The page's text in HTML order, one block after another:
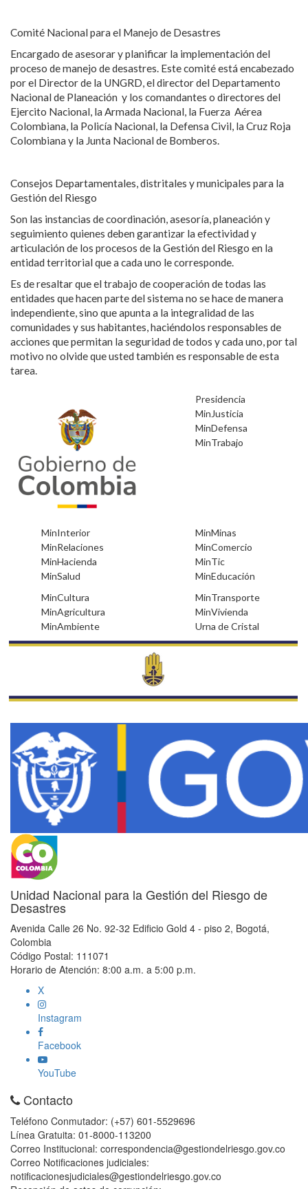
Comité Nacional para el Manejo de Desastres
Encargado de asesorar y planificar la implementación del
proceso de manejo de desastres. Este comité está encabezado
por el Director de la UNGRD, el director del Departamento
Nacional de Planeación y los comandantes o directores del
Ejercito Nacional, la Armada Nacional, la Fuerza Aérea
Colombiana, la Policía Nacional, la Defensa Civil, la Cruz Roja
Colombiana y la Junta Nacional de Bomberos.
Consejos Departamentales, distritales y municipales para la
Gestión del Riesgo
Son las instancias de coordinación, asesoría, planeación y
seguimiento quienes deben garantizar la efectividad y
articulación de los procesos de la Gestión del Riesgo en la
entidad territorial que a cada uno le corresponde.
Es de resaltar que el trabajo de cooperación de todas las
entidades que hacen parte del sistema no se hace de manera
independiente, sino que apunta a la integralidad de las
comunidades y sus habitantes, haciéndolos responsables de
acciones que permitan la seguridad de todos y cada uno, por tal
motivo no olvide que usted también es responsable de esta
tarea.
Presidencia
MinJusticia
MinDefensa
MinTrabajo
MinInterior
MinRelaciones
MinHacienda
MinSalud
MinMinas
MinComercio
MinTic
MinEducación
MinCultura
MinAgricultura
MinAmbiente
MinTransporte
MinVivienda
Urna de Cristal
Unidad Nacional para la Gestión del Riesgo de
Desastres
Avenida Calle 26 No. 92-32 Edificio Gold 4 - piso 2, Bogotá,
Colombia
Código Postal: 111071
Horario de Atención: 8:00 a.m. a 5:00 p.m.
X
Instagram
Facebook
YouTube
Contacto
Teléfono Conmutador: (+57) 601-5529696
Línea Gratuita: 01-8000-113200
Correo Institucional: correspondencia@gestiondelriesgo.gov.co
Correo Notificaciones judiciales:
notificacionesjudiciales@gestiondelriesgo.gov.co